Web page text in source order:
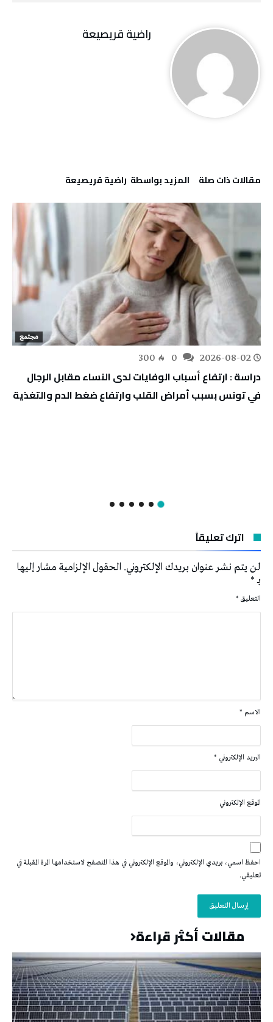
راضية قريصيعة
‫مقالات ذات صلة‬ ‫‫المزيد بواسطة‬ ‬ راضية قريصيعة
مجتمع
2026-08-02
300
دراسة : ارتفاع أسباب الوفايات لدى النساء مقابل الرجال
في تونس بسبب أمراض القلب وارتفاع ضغط الدم والتغذية
اترك تعليقاً
لن يتم نشر عنوان بريدك الإلكتروني. الحقول الإلزامية مشار إليها
بـ*
التعليق *
الاسم *
البريد الإلكتروني *
الموقع الإلكتروني
احفظ اسمي، بريدي الإلكتروني، والموقع الإلكتروني في هذا المتصفح لاستخدامها المرة المقبلة في
تعليقي.
مقالات أكثر قراءة